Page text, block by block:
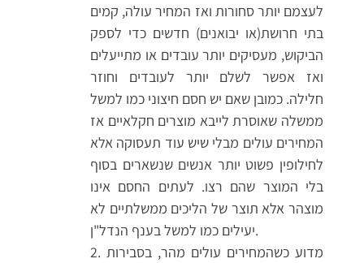
לעצמם יותר סחורות ואז המחיר עולה, קמים
בתי חרושת(או יבואנים) חדשים כדי לספק
הביקוש, מעסיקים יותר עובדים או מתייעלים
ואז אפשר לשלם יותר לעובדים וחוזר
חלילה. כמובן שאם יש חסם חיצוני כמו למשל
ממשלה שאוסרת לייבא מוצרים חקלאיים אז
המחירים עולים מבלי שיש עוד תעסוקה אלא
לחילופין פשוט יותר אנשים שנשארים בסוף
בלי המוצר שהם רצו. לעתים החסם אינו
מוצהר אלא תוצר של הליכים ממשלתיים לא
יעילים כמו למשל בענף הנדל"ן.
2. מדוע כשהמחירים עולים מהר, בסבירות